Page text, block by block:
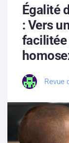
Partenaires
Contacts
Hébergement
Égalité
: Vers
facilitée
Revue